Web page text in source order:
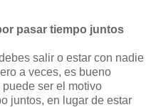
pasar tiempo juntos
salir o estar con nadie
a veces, es bueno
ser el motivo
juntos, en lugar de estar